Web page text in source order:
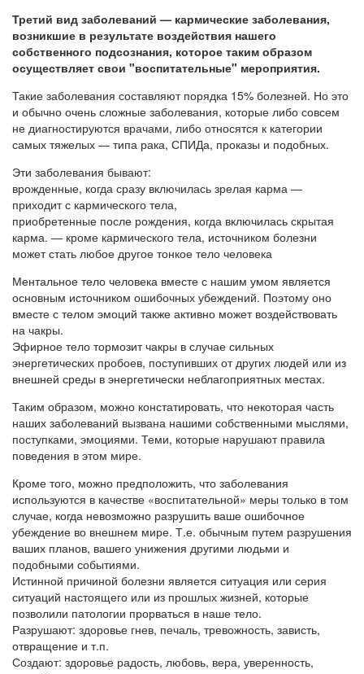
Третий вид заболеваний — кармические заболевания,
возникшие в результате воздействия нашего
собственного подсознания, которое таким образом
осуществляет свои "воспитательные" мероприятия.
Такие заболевания составляют порядка 15% болезней. Но это
и обычно очень сложные заболевания, которые либо совсем
не диагностируются врачами, либо относятся к категории
самых тяжелых — типа рака, СПИДа, проказы и подобных.
Эти заболевания бывают:
врожденные, когда сразу включилась зрелая карма —
приходит с кармического тела,
приобретенные после рождения, когда включилась скрытая
карма. — кроме кармического тела, источником болезни
может стать любое другое тонкое тело человека
Ментальное тело человека вместе с нашим умом является
основным источником ошибочных убеждений. Поэтому оно
вместе с телом эмоций также активно может воздействовать
на чакры.
Эфирное тело тормозит чакры в случае сильных
энергетических пробоев, поступивших от других людей или из
внешней среды в энергетически неблагоприятных местах.
Таким образом, можно констатировать, что некоторая часть
наших заболеваний вызвана нашими собственными мыслями,
поступками, эмоциями. Теми, которые нарушают правила
поведения в этом мире.
Кроме того, можно предположить, что заболевания
используются в качестве «воспитательной» меры только в том
случае, когда невозможно разрушить ваше ошибочное
убеждение во внешнем мире. Т.е. обычным путем разрушения
ваших планов, вашего унижения другими людьми и
подобными событиями.
Истинной причиной болезни является ситуация или серия
ситуаций настоящего или из прошлых жизней, которые
позволили патологии прорваться в наше тело.
Разрушают: здоровье гнев, печаль, тревожность, зависть,
отвращение и т.п.
Создают: здоровье радость, любовь, вера, уверенность,